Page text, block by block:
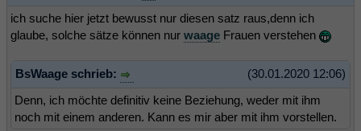
ich suche hier jetzt bewusst nur diesen satz raus,denn ich
glaube, solche sätze können nur waage Frauen verstehen
(30.01.2020 12:06)
BsWaage schrieb:
Denn, ich möchte definitiv keine Beziehung, weder mit ihm
noch mit einem anderen. Kann es mir aber mit ihm vorstellen.